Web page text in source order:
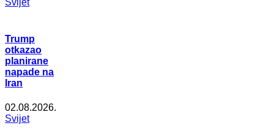
Svijet
Trump
otkazao
planirane
napade na
Iran
02.08.2026.
Svijet